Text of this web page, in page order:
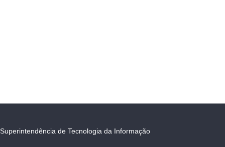
Superintendência de Tecnologia da Informação